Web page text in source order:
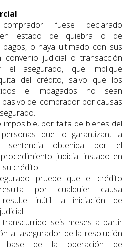
:
fuese declarado
en estado de quiebra o de
pagos, o haya ultimado con sus
convenio judicial o transacción
el asegurado, que implique
del crédito, salvo que los
e impagados no sean
pasivo del comprador por causas
imposible, por falta de bienes del
que lo garantizan, la
sentencia obtenida por el
judicial instado en
su crédito.
pruebe que el crédito
por cualquier causa
inútil la iniciación de
transcurrido seis meses a partir
al asegurador de la resolución
base de la operación de